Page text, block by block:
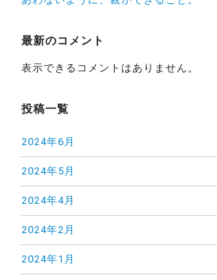
最新のコメント
表示できるコメントはありません。
投稿一覧
2024年6月
2024年5月
2024年4月
2024年2月
2024年1月